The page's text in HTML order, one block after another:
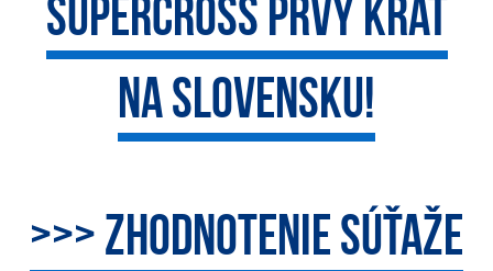
SUPERCROSS PRVÝ KRÁT
NA SLOVENSKU!
>>> ZHODNOTENIE SÚŤAŽE